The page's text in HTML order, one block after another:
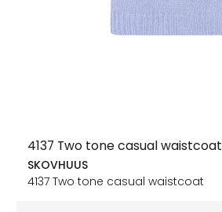
4137 Two tone casual waistcoat
SKOVHUUS
4137 Two tone casual waistcoat